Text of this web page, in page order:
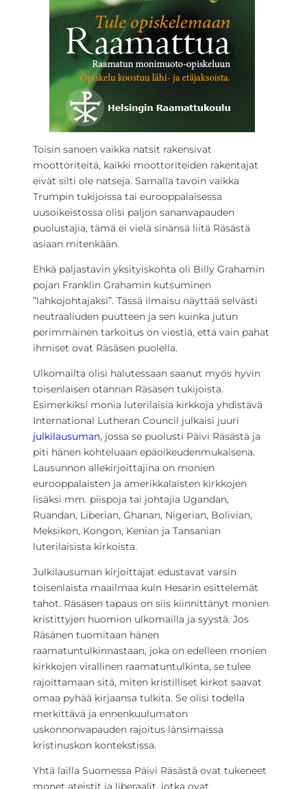
Toisin sanoen vaikka natsit rakensivat
moottoriteitä, kaikki moottoriteiden rakentajat
eivät silti ole natseja. Samalla tavoin vaikka
Trumpin tukijoissa tai eurooppalaisessa
uusoikeistossa olisi paljon sananvapauden
puolustajia, tämä ei vielä sinänsä liitä Räsästä
asiaan mitenkään.
Ehkä paljastavin yksityiskohta oli Billy Grahamin
pojan Franklin Grahamin kutsuminen
”lahkojohtajaksi”. Tässä ilmaisu näyttää selvästi
neutraaliuden puutteen ja sen kuinka jutun
perimmäinen tarkoitus on viestiä, että vain pahat
ihmiset ovat Räsäsen puolella.
Ulkomailta olisi halutessaan saanut myös hyvin
toisenlaisen otannan Räsäsen tukijoista.
Esimerkiksi monia luterilaisia kirkkoja yhdistävä
International Lutheran Council julkaisi juuri
julkilausuman, jossa se puolusti Päivi Räsästä ja
piti hänen kohteluaan epäoikeudenmukaisena.
Lausunnon allekirjoittajina on monien
eurooppalaisten ja amerikkalaisten kirkkojen
lisäksi mm. piispoja tai johtajia Ugandan,
Ruandan, Liberian, Ghanan, Nigerian, Bolivian,
Meksikon, Kongon, Kenian ja Tansanian
luterilaisista kirkoista.
Julkilausuman kirjoittajat edustavat varsin
toisenlaista maailmaa kuin Hesarin esittelemät
tahot. Räsäsen tapaus on siis kiinnittänyt monien
kristittyjen huomion ulkomailla ja syystä. Jos
Räsänen tuomitaan hänen
raamatuntulkinnastaan, joka on edelleen monien
kirkkojen virallinen raamatuntulkinta, se tulee
rajoittamaan sitä, miten kristilliset kirkot saavat
omaa pyhää kirjaansa tulkita. Se olisi todella
merkittävä ja ennenkuulumaton
uskonnonvapauden rajoitus länsimaissa
kristinuskon kontekstissa.
Yhtä lailla Suomessa Päivi Räsästä ovat tukeneet
monet ateistit ja liberaalit, jotka ovat